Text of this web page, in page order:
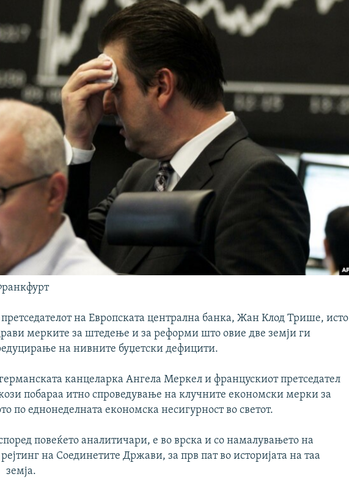
претседателот на Европската централна банка, Жан Клод Трише, исто
мерките за штедење и за реформи што овие две земји ги
на нивните буџетски дефицити.
канцеларка Ангела Меркел и францускиот претседател
побараа итно спроведување на клучните економски мерки за
по еднонеделната економска несигурност во светот.
повеќето аналитичари, е во врска и со намалувањето на
на Соединетите Држави, за прв пат во историјата на таа
земја.